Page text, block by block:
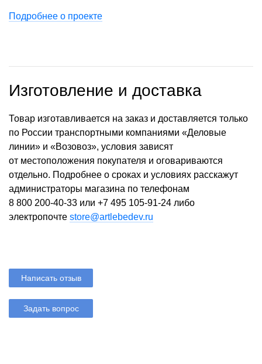
Подробнее о проекте
Изготовление и доставка
Товар изготавливается на заказ и доставляется только
по России транспортными компаниями «Деловые
линии» и «Возовоз», условия зависят
от местоположения покупателя и оговариваются
отдельно. Подробнее о сроках и условиях расскажут
администраторы магазина по телефонам
8 800 200-40-33 или +7 495 105-91-24 либо
электропочте store@artlebedev.ru
Написать отзыв
Задать вопрос